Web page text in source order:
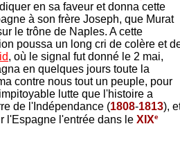
en sa faveur et donna cette
à son frère Joseph, que Murat
le trône de Naples. A cette
poussa un long cri de colère et
, où le signal fut donné le 2 mai,
en quelques jours toute la
contre nous tout un peuple, pour
lutte que l'histoire a
de l'Indépendance (1808-1813),
l'Espagne l'entrée dans le XIXe